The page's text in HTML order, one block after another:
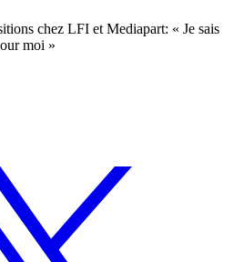
chez LFI et Mediapart: « Je sais
moi »